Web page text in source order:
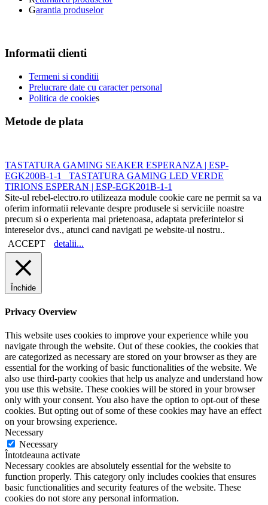
Garantia produselor
Informatii clienti
Termeni si conditii
Prelucrare date cu caracter personal
Politica de cookies
Metode de plata
TASTATURA GAMING SEAKER ESPERANZA | ESP-
EGK200B-1-1
TASTATURA GAMING LED VERDE
TIRIONS ESPERAN | ESP-EGK201B-1-1
Site-ul rebel-electro.ro utilizeaza module cookie care ne permit sa va
oferim informatii relevante despre produsele si serviciile noastre
precum si o experienta mai prietenoasa, adaptata preferintelor si
intereselor dvs., atunci cand navigati pe website-ul nostru..
ACCEPT
detalii...
Închide
Privacy Overview
This website uses cookies to improve your experience while you
navigate through the website. Out of these cookies, the cookies that
are categorized as necessary are stored on your browser as they are
essential for the working of basic functionalities of the website. We
also use third-party cookies that help us analyze and understand how
you use this website. These cookies will be stored in your browser
only with your consent. You also have the option to opt-out of these
cookies. But opting out of some of these cookies may have an effect
on your browsing experience.
Necessary
Necessary
Întotdeauna activate
Necessary cookies are absolutely essential for the website to
function properly. This category only includes cookies that ensures
basic functionalities and security features of the website. These
cookies do not store any personal information.